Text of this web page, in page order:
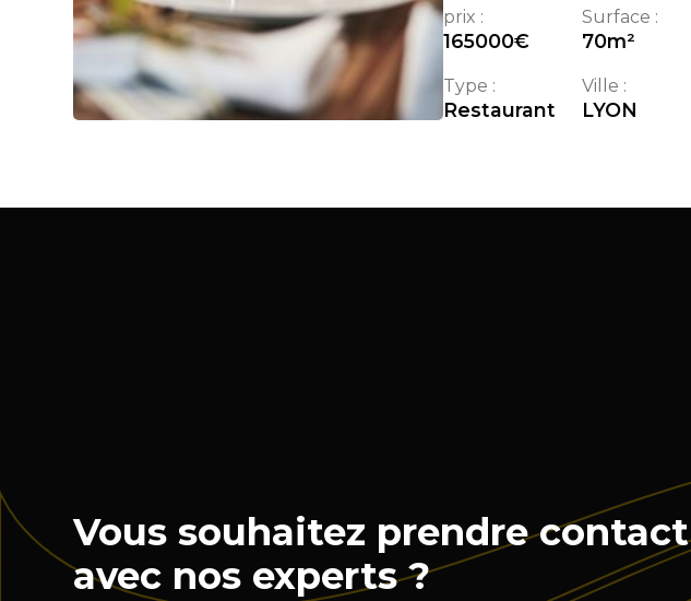
prix :
165000€
Surface :
70m²
Type :
Restaurant
Ville :
LYON
Vous souhaitez prendre contact
avec nos experts ?